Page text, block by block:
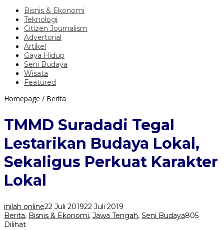
Bisnis & Ekonomi
Teknologi
Citizen Journalism
Advertorial
Artikel
Gaya Hidup
Seni Budaya
Wisata
Featured
Homepage / Berita
Lestarikan
Lokal,
Sekaligus
Perkuat
TMMD Suradadi Tegal
Lestarikan Budaya Lokal,
Sekaligus Perkuat Karakter
Lokal
inilah online22 Juli 201922 Juli 2019
Berita, Bisnis & Ekonomi, Jawa Tengah, Seni Budaya805
Dilihat